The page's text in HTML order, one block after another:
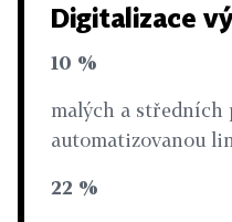
Digitalizace
10 %
malých a středních
automatizovanou
22 %